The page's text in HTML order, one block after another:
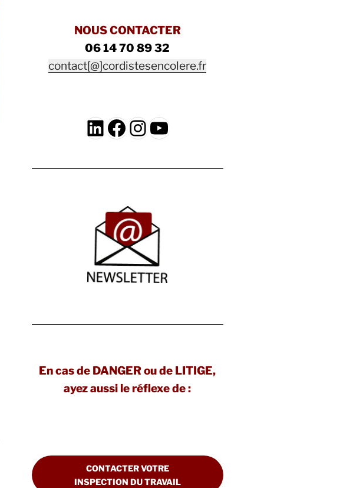
NOUS CONTACTER
06 14 70 89 32
contact[@]cordistesencolere.fr
LinkedIn
Facebook
Instagram
YouTube
En cas de DANGER ou de LITIGE,
ayez aussi le réflexe de :
CONTACTER VOTRE
INSPECTION DU TRAVAIL